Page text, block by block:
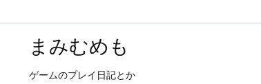
まみむめも
ゲームのプレイ日記とか